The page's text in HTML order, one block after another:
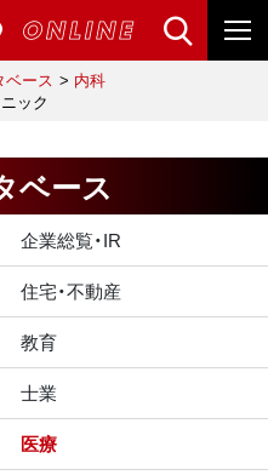
ベース
内科
ック
ベース
企業総覧・IR
住宅・不動産
教育
士業
医療